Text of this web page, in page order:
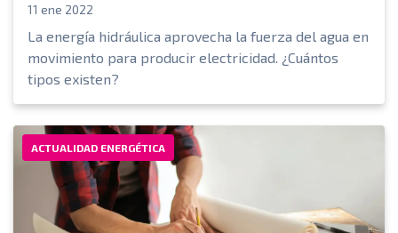
11 ene 2022
La energía hidráulica aprovecha la fuerza del agua en
movimiento para producir electricidad. ¿Cuántos
tipos existen?
ACTUALIDAD ENERGÉTICA